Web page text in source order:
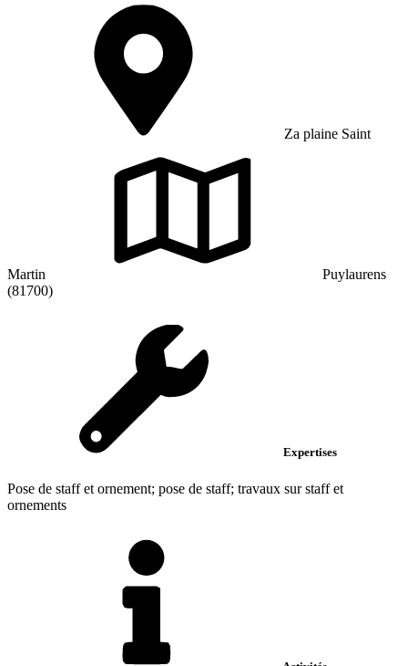
Za plaine Saint
Martin
Puylaurens
(81700)
Expertises
Pose de staff et ornement; pose de staff; travaux sur staff et
ornements